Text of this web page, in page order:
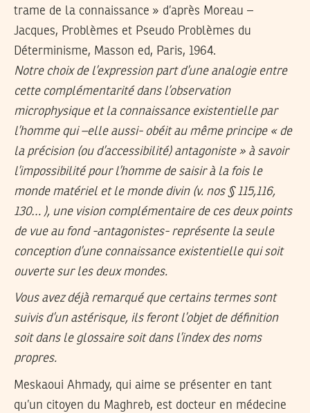
trame de la connaissance » d’après Moreau –
Jacques, Problèmes et Pseudo Problèmes du
Déterminisme, Masson ed, Paris, 1964.
Notre choix de l’expression part d’une analogie entre
cette complémentarité dans l’observation
microphysique et la connaissance existentielle par
l’homme qui –elle aussi- obéit au même principe « de
la précision (ou d’accessibilité) antagoniste » à savoir
l’impossibilité pour l’homme de saisir à la fois le
monde matériel et le monde divin (v. nos § 115,116,
130… ), une vision complémentaire de ces deux points
de vue au fond -antagonistes- représente la seule
conception d’une connaissance existentielle qui soit
ouverte sur les deux mondes.
Vous avez déjà remarqué que certains termes sont
suivis d’un astérisque, ils feront l’objet de définition
soit dans le glossaire soit dans l’index des noms
propres.
Meskaoui Ahmady, qui aime se présenter en tant
qu’un citoyen du Maghreb, est docteur en médecine